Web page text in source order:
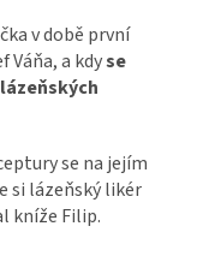
v době první
Váňa, a kdyse
se na jejím
si lázeňský likér
kníže Filip.